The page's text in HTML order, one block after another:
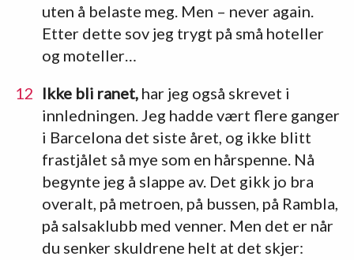
uten å belaste meg. Men – never again.
Etter dette sov jeg trygt på små hoteller
og moteller…
Ikke bli ranet,har jeg også skrevet i
innledningen. Jeg hadde vært flere ganger
i Barcelona det siste året, og ikke blitt
frastjålet så mye som en hårspenne. Nå
begynte jeg å slappe av. Det gikk jo bra
overalt, på metroen, på bussen, på Rambla,
på salsaklubb med venner. Men det er når
du senker skuldrene helt at det skjer: